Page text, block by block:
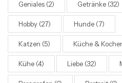
Geniales (2) Getränke (32)
Hobby (27) Hunde (7)
Katzen (5) Küche &
Kühe (4) Liebe (32)